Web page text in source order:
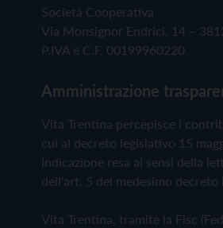
Società Cooperativa
Via Monsignor Endrici, 14 –
P.IVA e C.F. 00199960220
Amministrazione
Vita Trentina percepisce i
cui al decreto legislativo 15
Indicazione resa ai sensi della
dell'art. 5 del medesimo decreto
Vita Trentina, tramite la Fisc